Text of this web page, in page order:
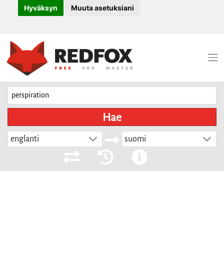
Hyväksyn Muuta asetuksiani
Hae
englanti suomi